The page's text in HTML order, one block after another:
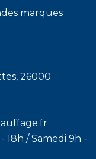
marques
26000
18h / Samedi 9h -